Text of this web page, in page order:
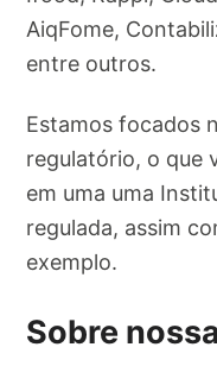
AiqFome,
entre outros.
Estamos focados
regulatório, o que
em uma uma
regulada, assim
exemplo.
Sobre